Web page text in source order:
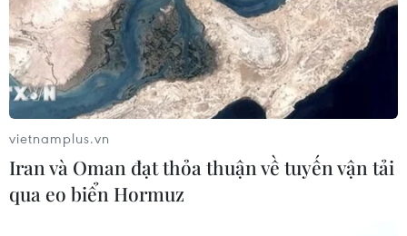
#ma túy #tử hình
vietnamplus.vn
Iran và Oman đạt thỏa thuận về tuyến vận tải
qua eo biển Hormuz